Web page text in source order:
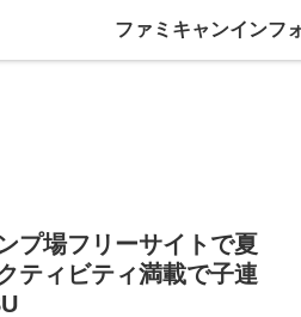
プ場フリーサイトで夏
ティビティ満載で子連
ファミキャンインフ